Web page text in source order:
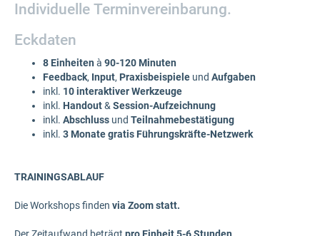
Individuelle Terminvereinbarung.
Eckdaten
8 Einheiten à 90-120 Minuten
Feedback, Input, Praxisbeispiele und Aufgaben
inkl. 10 interaktiver Werkzeuge
inkl. Handout& Session-Aufzeichnung
inkl. Abschluss und Teilnahmebestätigung
inkl. 3 Monate gratis Führungskräfte-Netzwerk
TRAININGSABLAUF
Die Workshops finden via Zoom statt.